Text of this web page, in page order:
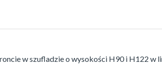
w szufladzie o wysokości H90 i H122 w